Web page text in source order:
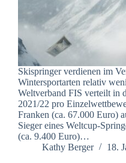
Skispringer verdienen im
Wintersportarten relativ
Weltverband FIS verteilt in
2021/22 pro
Franken (ca. 67.000 Euro)
Sieger eines Weltcup-
(ca. 9.400 Euro)…
Kathy Berger
18.